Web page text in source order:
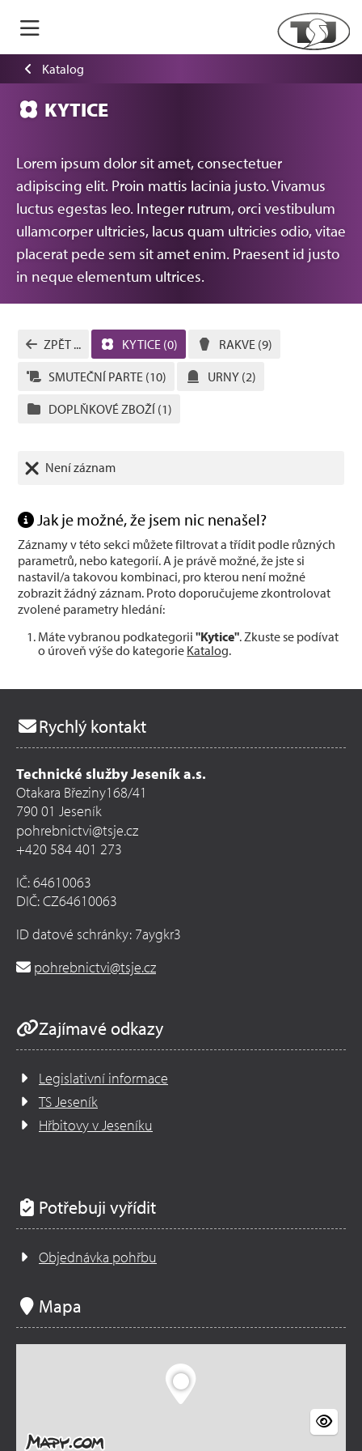
Katalog
KYTICE
Lorem ipsum dolor sit amet, consectetuer
adipiscing elit. Proin mattis lacinia justo. Vivamus
luctus egestas leo. Integer rutrum, orci vestibulum
ullamcorper ultricies, lacus quam ultricies odio, vitae
placerat pede sem sit amet enim. Praesent id justo
in neque elementum ultrices.
ZPĚT ... KYTICE (0) RAKVE (9)
SMUTEČNÍ PARTE (10) URNY (2)
DOPLŇKOVÉ ZBOŽÍ (1)
Není záznam
Jak je možné, že jsem nic nenašel?
Záznamy v této sekci můžete filtrovat a třídit podle různých
parametrů, nebo kategorií. A je právě možné, že jste si
nastavil/a takovou kombinaci, pro kterou není možné
zobrazit žádný záznam. Proto doporučujeme zkontrolovat
zvolené parametry hledání:
Máte vybranou podkategorii"Kytice". Zkuste se podívat
o úroveň výše do kategorie Katalog.
Rychlý kontakt
Technické služby Jeseník a.s.
Otakara Březiny168/41
790 01 Jeseník
pohrebnictvi@tsje.cz
+420 584 401 273
IČ: 64610063
DIČ: CZ64610063
ID datové schránky: 7aygkr3
pohrebnictvi@tsje.cz
Zajímavé odkazy
Legislativní informace
TS Jeseník
Hřbitovy v Jeseníku
Potřebuji vyřídit
Objednávka pohřbu
Mapa